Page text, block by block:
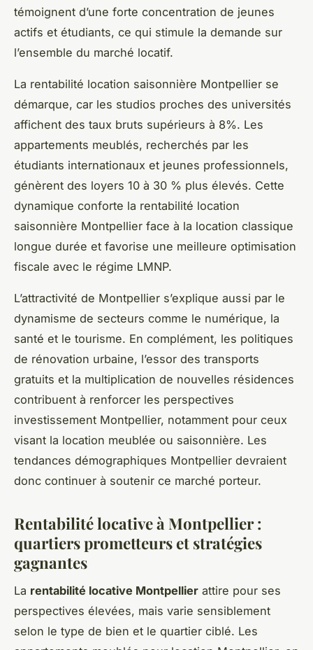
témoignent d’une forte concentration de jeunes
actifs et étudiants, ce qui stimule la demande sur
l’ensemble du marché locatif.
La rentabilité location saisonnière Montpellier se
démarque, car les studios proches des universités
affichent des taux bruts supérieurs à 8%. Les
appartements meublés, recherchés par les
étudiants internationaux et jeunes professionnels,
génèrent des loyers 10 à 30 % plus élevés. Cette
dynamique conforte la rentabilité location
saisonnière Montpellier face à la location classique
longue durée et favorise une meilleure optimisation
fiscale avec le régime LMNP.
L’attractivité de Montpellier s’explique aussi par le
dynamisme de secteurs comme le numérique, la
santé et le tourisme. En complément, les politiques
de rénovation urbaine, l’essor des transports
gratuits et la multiplication de nouvelles résidences
contribuent à renforcer les perspectives
investissement Montpellier, notamment pour ceux
visant la location meublée ou saisonnière. Les
tendances démographiques Montpellier devraient
donc continuer à soutenir ce marché porteur.
Rentabilité locative à Montpellier :
quartiers prometteurs et stratégies
gagnantes
La rentabilité locative Montpellier attire pour ses
perspectives élevées, mais varie sensiblement
selon le type de bien et le quartier ciblé. Les